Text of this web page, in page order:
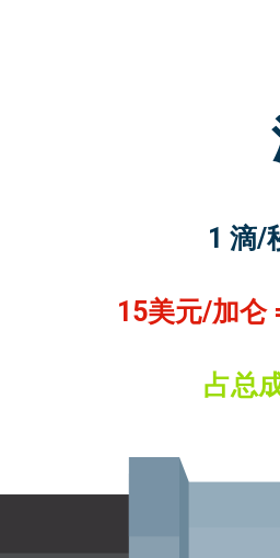
1 滴/
15美元/加仑
占总